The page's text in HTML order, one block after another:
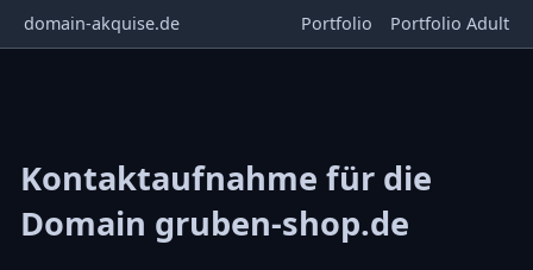
domain-akquise.de Portfolio Portfolio Adult
Kontaktaufnahme für die
Domain gruben-shop.de